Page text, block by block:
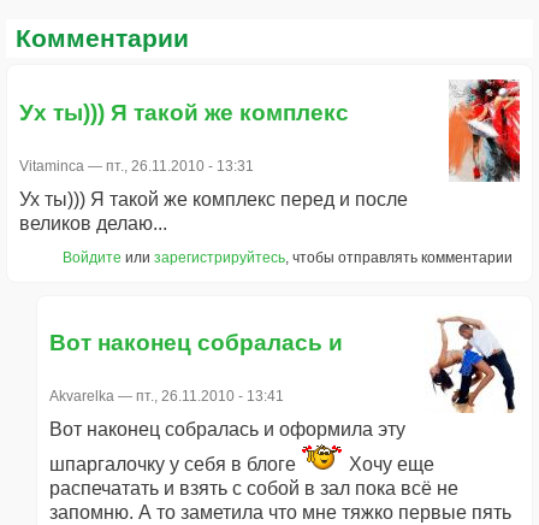
Комментарии
Ух ты))) Я такой же комплекс
Vitaminca — пт., 26.11.2010 - 13:31
Ух ты))) Я такой же комплекс перед и после
великов делаю...
Войдите или зарегистрируйтесь , чтобы отправлять комментарии
Вот наконец собралась и
Akvarelka — пт., 26.11.2010 - 13:41
Вот наконец собралась и оформила эту
шпаргалочку у себя в блоге
Хочу еще
распечатать и взять с собой в зал пока всё не
запомню. А то заметила что мне тяжко первые пять